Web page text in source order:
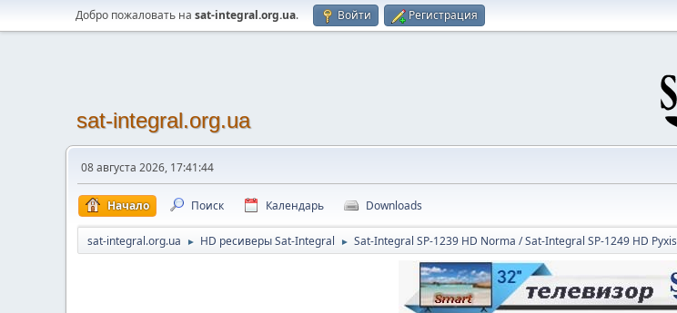
Добро пожаловать на sat-integral.org.ua. Войти Регистрация
sat-integral.org.ua
08 августа 2026, 17:41:44
Начало Поиск Календарь Downloads
sat-integral.org.ua ► HD ресиверы Sat-Integral ► Sat-Integral SP-1239 HD Norma / Sat-Integral SP-1249 HD Pyxis